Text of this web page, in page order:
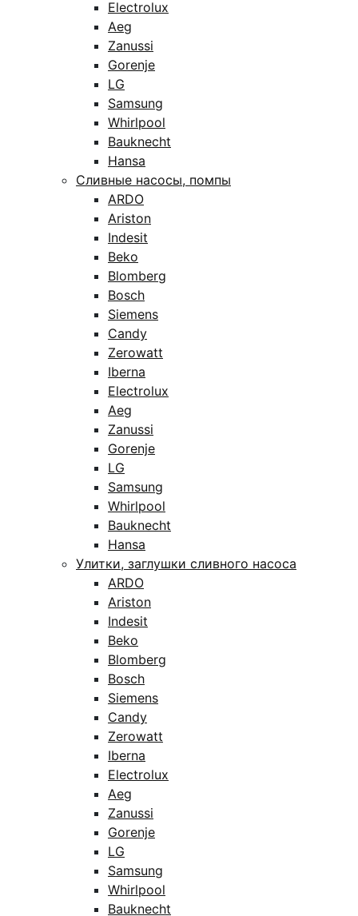
Electrolux
Aeg
Zanussi
Gorenje
LG
Samsung
Whirlpool
Bauknecht
Hansa
Сливные насосы, помпы
ARDO
Ariston
Indesit
Beko
Blomberg
Bosch
Siemens
Candy
Zerowatt
Iberna
Electrolux
Aeg
Zanussi
Gorenje
LG
Samsung
Whirlpool
Bauknecht
Hansa
Улитки, заглушки сливного насоса
ARDO
Ariston
Indesit
Beko
Blomberg
Bosch
Siemens
Candy
Zerowatt
Iberna
Electrolux
Aeg
Zanussi
Gorenje
LG
Samsung
Whirlpool
Bauknecht